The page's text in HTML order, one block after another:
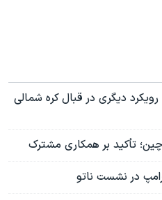
دیگری در قبال کره شمالی
چین؛ تأکید بر همکاری مشترک
در نشست ناتو